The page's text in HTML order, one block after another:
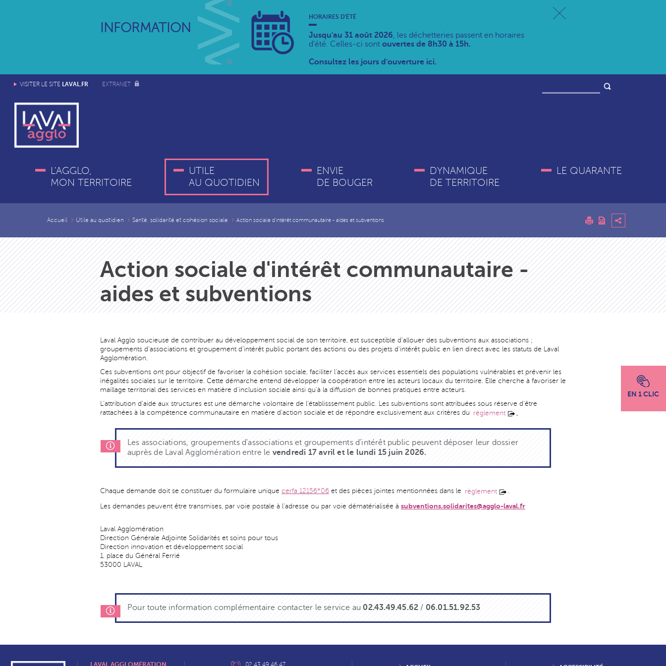
INFORMATION
HORAIRES D'ÉTÉ
Jusqu'au 31 août 2026, les déchetteries passent en horaires
d'été. Celles-ci sont ouvertes de 8h30 à 15h.
Consultez les jours d'ouverture ici.
VISITER LE SITE LAVAL.FR EXTRANET
L'AGGLO,
MON TERRITOIRE
UTILE
AU QUOTIDIEN
ENVIE
DE BOUGER
DYNAMIQUE
DE TERRITOIRE
LE QUARANTE
EN 1 CLIC
Accueil Utile au quotidien Santé, solidarité et cohésion sociale Action sociale d'intérêt communautaire - aides et subventions
Action sociale d'intérêt communautaire -
aides et subventions
Laval Agglo soucieuse de contribuer au développement social de son territoire, est susceptible d'allouer des subventions aux associations ;
groupements d'associations et groupement d'intérêt public portant des actions ou des projets d'intérêt public en lien direct avec les statuts de Laval
Agglomération.
Ces subventions ont pour objectif de favoriser la cohésion sociale, faciliter l'accès aux services essentiels des populations vulnérables et prévenir les
inégalités sociales sur le territoire. Cette démarche entend développer la coopération entre les acteurs locaux du territoire. Elle cherche à favoriser le
maillage territorial des services en matière d'inclusion sociale ainsi qu'à la diffusion de bonnes pratiques entre acteurs.
L'attribution d'aide aux structures est une démarche volontaire de l'établisssement public. Les subventions sont attribuées sous réserve d'être
rattachées à la compétence communautaire en matière d'action sociale et de répondre exclusivement aux critères du règlement .
Les associations, groupements d'associations et groupements d'intérêt public peuvent déposer leur dossier
auprès de Laval Agglomération entre le vendredi 17 avril et le lundi 15 juin 2026.
Chaque demande doit se constituer du formulaire unique cerfa 12156*06 et des pièces jointes mentionnées dans le règlement .
Les demandes peuvent être transmises, par voie postale à l'adresse ou par voie dématérialisée à subventions.solidarites@agglo-laval.fr
Laval Agglomération
Direction Générale Adjointe Solidarités et soins pour tous
Direction innovation et développement social
1, place du Général Ferrié
53000 LAVAL
Pour toute information complémentaire contacter le service au 02.43.49.45.62 / 06.01.51.92.53
LAVAL AGGLOMÉRATION